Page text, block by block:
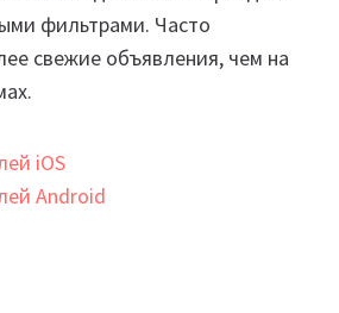
фильтрами. Часто
свежие объявления, чем на
iOS
Android